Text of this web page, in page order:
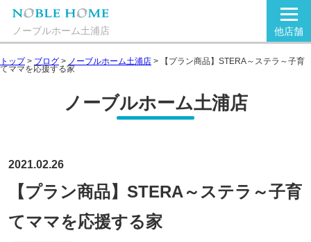
ノーブルホーム土浦店 他店舗
トップ> ブログ > ノーブルホーム土浦店 > 【プラン商品】STERA～ステラ～子育
てママを応援する家
ノーブルホーム土浦店
2021.02.26
【プラン商品】STERA～ステラ～子育
てママを応援する家